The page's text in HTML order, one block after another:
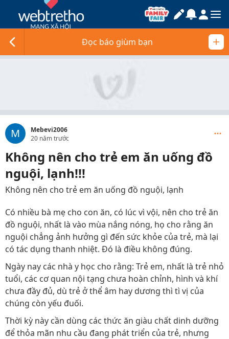
Đọc báo giùm bạn
M
Mebevi2006
20 năm trước
Không nên cho trẻ em ăn uống đồ
nguội, lạnh!!!
Không nên cho trẻ em ăn uống đồ nguội, lạnh
Có nhiều bà mẹ cho con ăn, có lúc vì vội, nên cho trẻ ăn
đồ nguội, nhất là vào mùa nắng nóng, họ cho rằng ăn
nguội chẳng ảnh hưởng gì đến sức khỏe của trẻ, mà lại
có tác dụng thanh nhiệt. Đó là điều không đúng.
Ngày nay các nhà y học cho rằng: Trẻ em, nhất là trẻ nhỏ
tuổi, các cơ quan nội tạng chưa hoàn chỉnh, hình và khí
chưa đầy đủ, dù trẻ ở thể âm hay dương thì tì vị của
chúng còn yếu đuối.
Thời kỳ này cần dùng các thức ăn giàu chất dinh dưỡng
để thỏa mãn nhu cầu đang phát triển của trẻ, nhưng